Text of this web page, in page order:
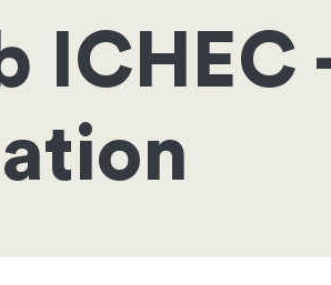
ICHEC